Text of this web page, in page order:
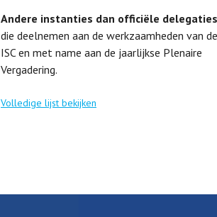
Andere instanties dan officiële delegaties
die deelnemen aan de werkzaamheden van de
ISC en met name aan de jaarlijkse Plenaire
Vergadering.
Volledige lijst bekijken